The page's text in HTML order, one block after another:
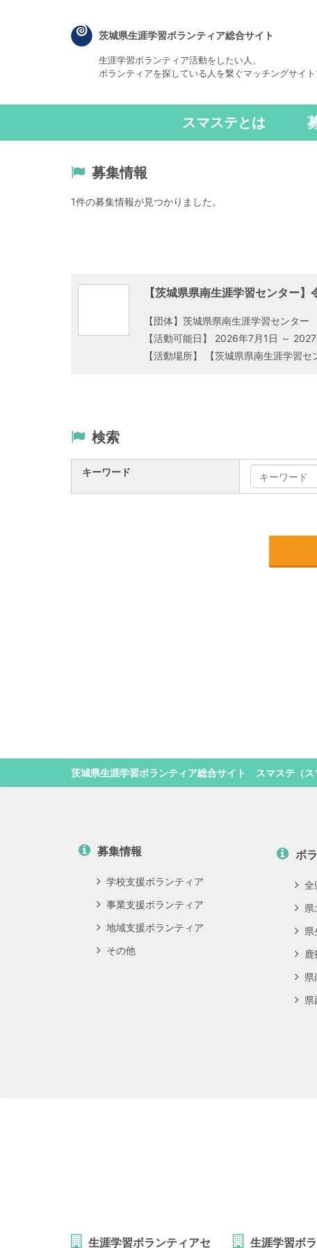
茨城県生涯学習ボランティア総合サイト
生涯学習ボランティア活動をしたい人、
ボランティアを探している人を繋ぐマッチングサイト
スマステとは
募集情報
1件の募集情報が見つかりました。
【茨城県県南生涯学習センター
【団体】茨城県県南生涯学習センター
【活動可能日】 2026年7月1日 ～
検索
キーワード
茨城県生涯学習ボランティア総合サイト スマステ（ス
募集情報
学校支援ボランティア
事業支援ボランティア
地域支援ボランティア
その他
ボ
全
県
県
鹿
県
県
生涯学習ボランティアセ 生涯学習ボ